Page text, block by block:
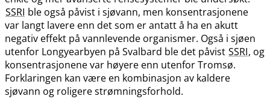
SSRI ble også påvist i sjøvann, men konsentrasjonene
var langt lavere enn det som er antatt å ha en akutt
negativ effekt på vannlevende organismer. Også i sjøen
utenfor Longyearbyen på Svalbard ble det påvist SSRI, og
konsentrasjonene var høyere enn utenfor Tromsø.
Forklaringen kan være en kombinasjon av kaldere
sjøvann og roligere strømningsforhold.